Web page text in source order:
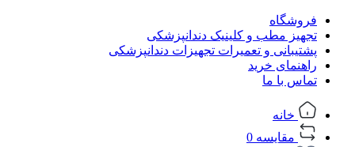
فروشگاه
تجهیز مطب و کلینیک دندانپزشکی
پشتیبانی و تعمیرات تجهیزات دندانپزشکی
راهنمای خرید
تماس با ما
خانه
مقایسه 0